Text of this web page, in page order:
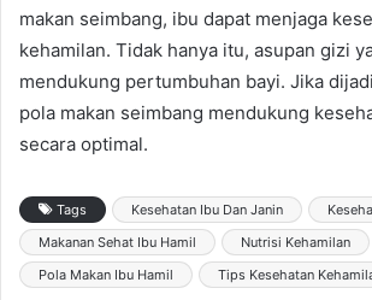
makan seimbang, ibu dapat menjaga
kehamilan. Tidak hanya itu, asupan gizi
mendukung pertumbuhan bayi. Jika
pola makan seimbang mendukung
secara optimal.
Tags Kesehatan Ibu Dan Janin
Makanan Sehat Ibu Hamil
Nutrisi Kehamilan
Pola Makan Ibu Hamil
Tips Kesehatan